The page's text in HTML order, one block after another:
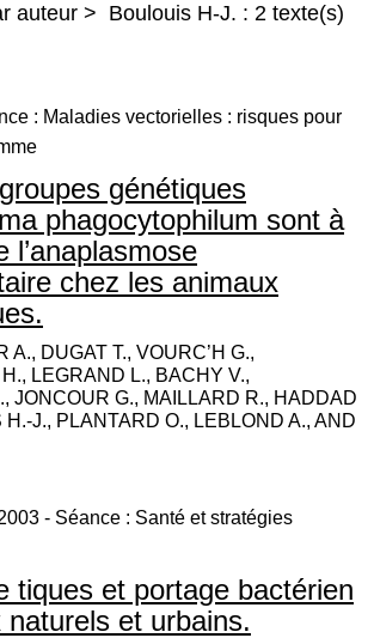
auteur > Boulouis H-J. : 2 texte(s)
: Maladies vectorielles : risques pour
génétiques
phagocytophilum sont à
l’anaplasmose
chez les animaux
A., DUGAT T., VOURC’H G.,
LEGRAND L., BACHY V.,
JONCOUR G., MAILLARD R., HADDAD
H.-J., PLANTARD O., LEBLOND A., AND
- Séance : Santé et stratégies
tiques et portage bactérien
naturels et urbains.